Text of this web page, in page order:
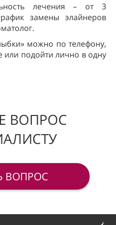
лечения – от 3
замены элайнеров
можно по телефону,
или подойти лично в одну
ВОПРОС
ВОПРОС